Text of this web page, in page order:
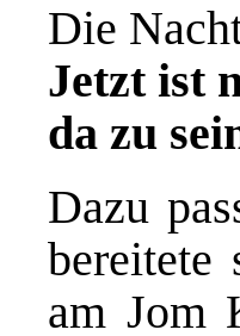
Die
Jetzt ist
da zu
Dazu
am Jom